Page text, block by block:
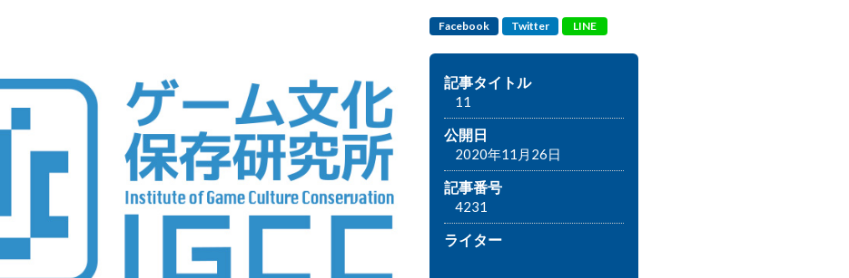
Facebook Twitter LINE
記事タイトル
11
公開日
2020年11月26日
記事番号
4231
ライター